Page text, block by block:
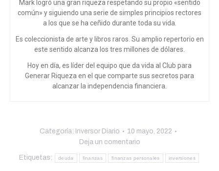
Mark logró una gran riqueza respetando su propio «sentido
común» y siguiendo una serie de simples principios rectores
a los que se ha ceñido durante toda su vida.
Es coleccionista de arte y libros raros. Su amplio repertorio en
este sentido alcanza los tres millones de dólares.
Hoy en día, es líder del equipo que da vida al Club para
Generar Riqueza en el que comparte sus secretos para
alcanzar la independencia financiera.
Categoría: Inversor Diario
10 mayo, 2022
Deja un comentario
Etiquetas: deuda finanzas finanzas personales inversiones